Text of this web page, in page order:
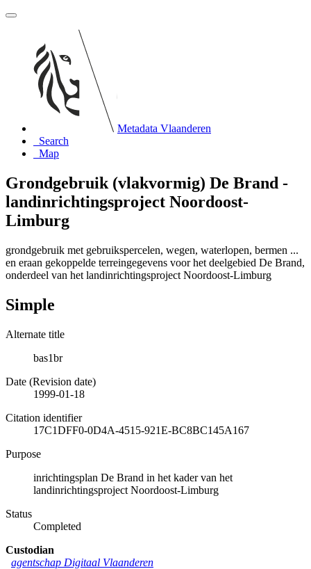
Metadata Vlaanderen
Search
Map
Grondgebruik (vlakvormig) De Brand -
landinrichtingsproject Noordoost-
Limburg
grondgebruik met gebruikspercelen, wegen, waterlopen, bermen ...
en eraan gekoppelde terreingegevens voor het deelgebied De Brand,
onderdeel van het landinrichtingsproject Noordoost-Limburg
Simple
Alternate title
bas1br
Date (Revision date)
1999-01-18
Citation identifier
17C1DFF0-0D4A-4515-921E-BC8BC145A167
Purpose
inrichtingsplan De Brand in het kader van het
landinrichtingsproject Noordoost-Limburg
Status
Completed
Custodian
agentschap Digitaal Vlaanderen